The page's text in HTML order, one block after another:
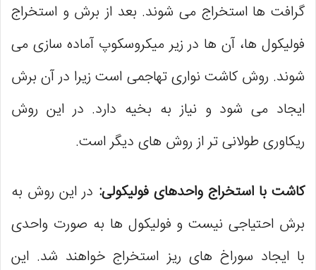
گرافت ‌ها استخراج می ‌شوند. بعد از برش و استخراج
فولیکول ‌ها، آن ها در زیر میکروسکوپ آماده سازی می
شوند. روش کاشت نواری تهاجمی است زیرا در آن برش
ایجاد می ‌شود و نیاز به بخیه دارد. در این روش
ریکاوری طولانی ‌تر از روش ‌های دیگر است.
کاشت با استخراج واحدهای فولیکولی: در این روش به
برش احتیاجی نیست و فولیکول‌ ها به صورت واحدی
با ایجاد سوراخ‌ های ریز استخراج خواهند شد. این